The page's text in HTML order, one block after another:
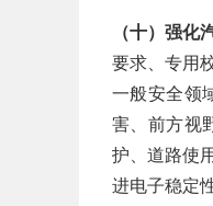
（十）强化
要求、专用
一般安全领
害、前方视
护、道路使
进电子稳定